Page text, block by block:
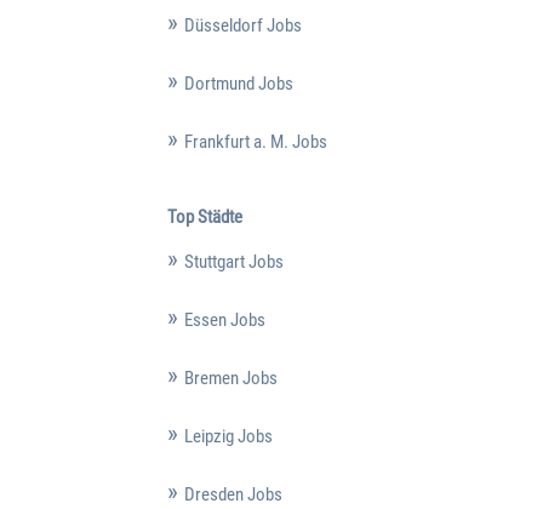
Düsseldorf Jobs
Dortmund Jobs
Frankfurt a. M. Jobs
Top Städte
Stuttgart Jobs
Essen Jobs
Bremen Jobs
Leipzig Jobs
Dresden Jobs